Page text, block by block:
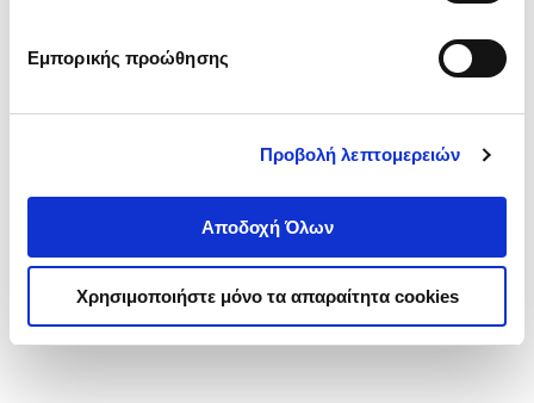
Εμπορικής προώθησης
Προβολή λεπτομερειών
Αποδοχή Όλων
Χρησιμοποιήστε μόνο τα απαραίτητα cookies